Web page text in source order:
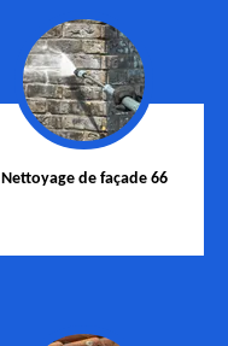
Nettoyage de façade 66